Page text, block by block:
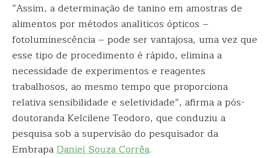
“Assim, a determinação de tanino em amostras de
alimentos por métodos analíticos ópticos –
fotoluminescência – pode ser vantajosa, uma vez que
esse tipo de procedimento é rápido, elimina a
necessidade de experimentos e reagentes
trabalhosos, ao mesmo tempo que proporciona
relativa sensibilidade e seletividade”, afirma a pós-
doutoranda Kelcilene Teodoro, que conduziu a
pesquisa sob a supervisão do pesquisador da
EmbrapaDaniel Souza Corrêa.